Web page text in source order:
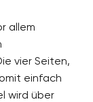
allem
vier Seiten,
einfach
wird über